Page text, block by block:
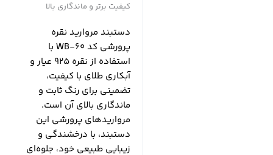
کیفیت برتر و ماندگاری بالا
دستبند مروارید نقره
پرورشی کد WB-60 با
استفاده از نقره 925 عیار و
آبکاری طلای با کیفیت،
تضمینی برای رنگ ثابت و
ماندگاری بالای آن است.
مرواریدهای پرورشی این
دستبند، با درخشندگی و
زیبایی طبیعی خود، جلوه‌ای